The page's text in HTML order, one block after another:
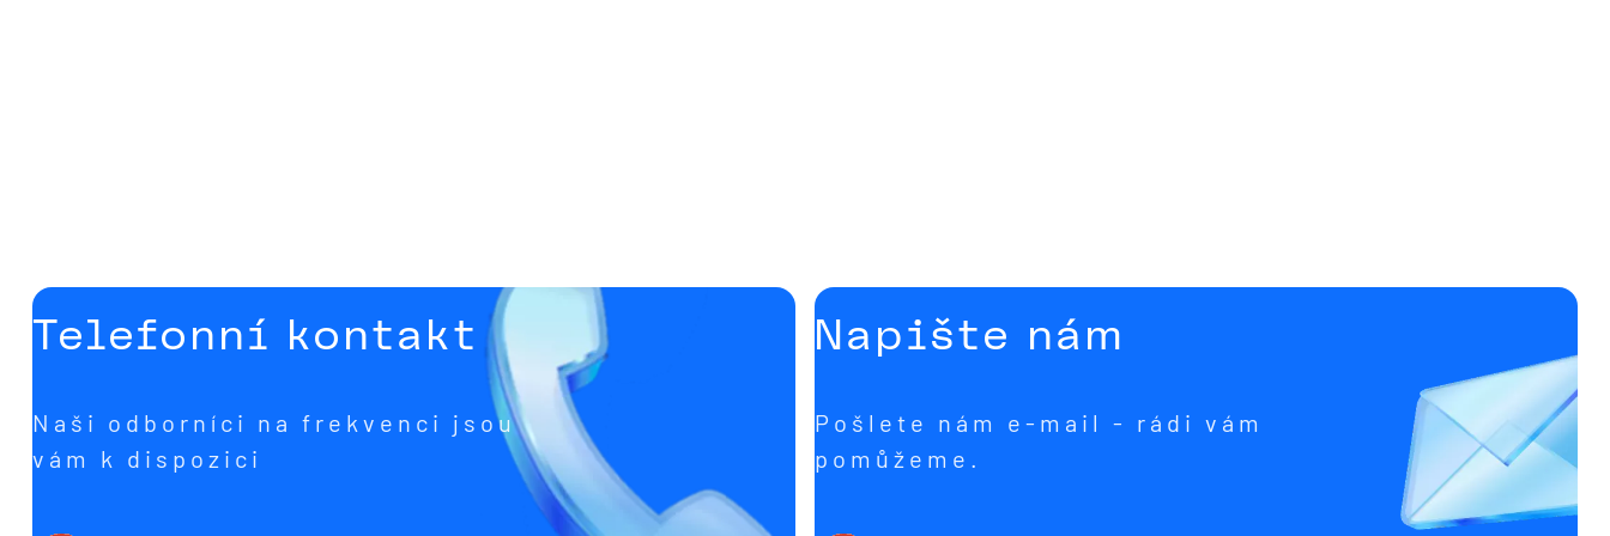
Telefonní kontakt
Naši odborníci na frekvenci jsou
vám k dispozici
Napište nám
Pošlete nám e-mail - rádi vám
pomůžeme.